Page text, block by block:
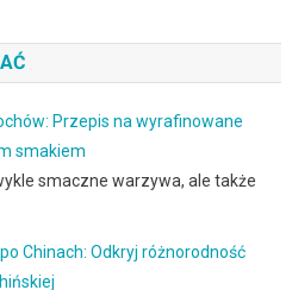
Przepis na wyrafinowane
smakiem
smaczne warzywa, ale także
Chinach: Odkryj różnorodność